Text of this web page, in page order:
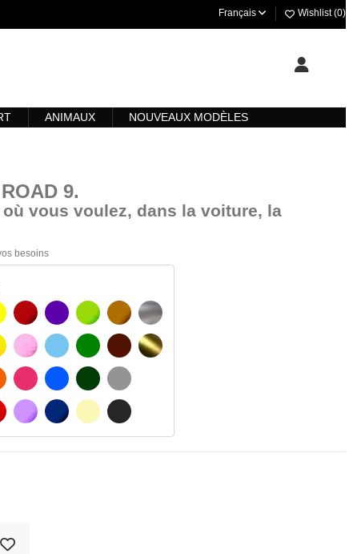
Français Wishlist (0)
ANIMAUX NOUVEAUX MODÈLES
9.
vous voulez, dans la voiture, la
besoins
JAUNE
JAUNE AMBRE
ORANGE
ROUGE
BOURGOGNE
ROSA
FUCHSIA
PURPLE
VIOLET
BLEU CLAIR
BLAU
BLEU FONCÉ
VERT CLAIR
VERT
VERT FONCÉ
BEIGE
NOISETTE
BRUN FONCÉ
GRIS CLAIR
GRIS FONCÉ
ARGENT
OR